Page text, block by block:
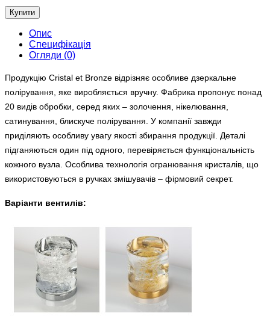
Купити
Опис
Специфікація
Огляди (0)
Продукцію Cristal et Bronze відрізняє особливе дзеркальне
полірування, яке виробляється вручну. Фабрика пропонує понад
20 видів обробки, серед яких – золочення, нікелювання,
сатинування, блискуче полірування. У компанії завжди
приділяють особливу увагу якості збирання продукції. Деталі
підганяються один під одного, перевіряється функціональність
кожного вузла. Особлива технологія огранювання кристалів, що
використовуються в ручках змішувачів – фірмовий секрет.
Варіанти вентилів: